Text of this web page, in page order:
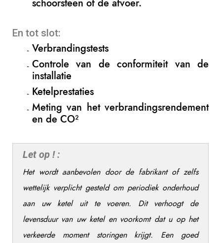
schoorsteen of de afvoer.
En tot slot:
Verbrandingstests
Controle van de conformiteit van de
installatie
Ketelprestaties
Meting van het verbrandingsrendement
en de CO²
Let op ! :
Het wordt aanbevolen door de fabrikant of zelfs
wettelijk verplicht gesteld om periodiek onderhoud
aan uw ketel uit te voeren. Dit verhoogt de
levensduur van uw ketel en voorkomt dat u op het
verkeerde moment storingen krijgt. Een goed